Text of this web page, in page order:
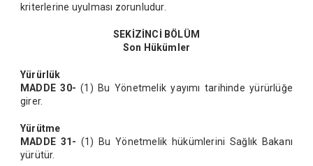
kriterlerine uyulması zorunludur.
SEKİZİNCİ BÖLÜM
Son Hükümler
Yürürlük
MADDE 30-(1) Bu Yönetmelik yayımı tarihinde yürürlüğe
girer.
Yürütme
MADDE 31- (1) Bu Yönetmelik hükümlerini Sağlık Bakanı
yürütür.